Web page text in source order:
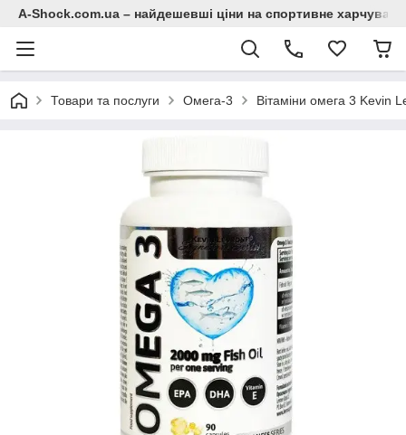
A-Shock.com.ua – найдешевші ціни на спортивне
Товари та послуги Омега-3 Вітаміни омега 3 Kevin